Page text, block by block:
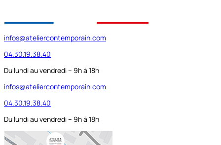
infos@ateliercontemporain.com
04.30.19.38.40
Du lundi au vendredi – 9h à 18h
infos@ateliercontemporain.com
04.30.19.38.40
Du lundi au vendredi – 9h à 18h